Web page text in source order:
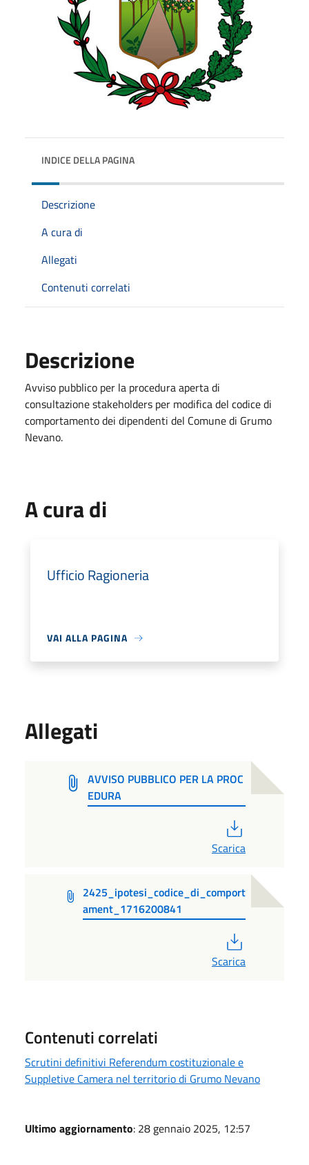
INDICE DELLA PAGINA
Descrizione
A cura di
Allegati
Contenuti correlati
Descrizione
Avviso pubblico per la procedura aperta di
consultazione stakeholders per modifica del codice di
comportamento dei dipendenti del Comune di Grumo
Nevano.
A cura di
Ufficio Ragioneria
VAI ALLA PAGINA
Allegati
AVVISO PUBBLICO PER LA PROC
EDURA
Scarica
2425_ipotesi_codice_di_comport
ament_1716200841
Scarica
Contenuti correlati
Scrutini definitivi Referendum costituzionale e
Suppletive Camera nel territorio di Grumo Nevano
Ultimo aggiornamento: 28 gennaio 2025, 12:57